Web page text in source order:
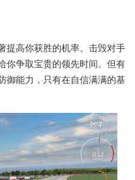
提高你获胜的机率。击毁对手
你争取宝贵的领先时间。但有
御能力，只有在自信满满的基